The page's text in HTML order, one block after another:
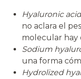
Hyaluronic acid
no aclara el
molecular hay
Sodium
una forma
Hydrolized